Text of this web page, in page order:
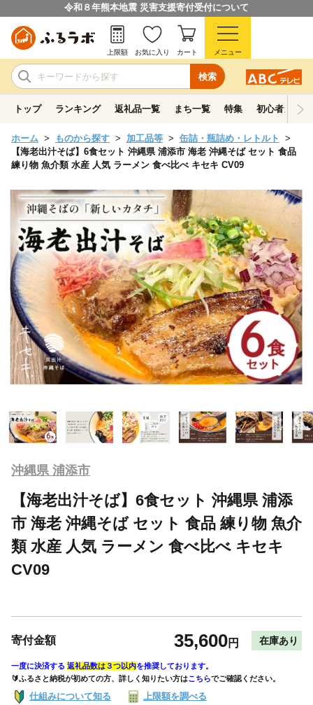
令和８年熊本地震 災害支援寄付受付について
検索
上限額 お気に入り カート メニュー
トップ ランキング 返礼品一覧 まち一覧 特集 初心者ガイド
ホーム ものから探す 加工品等
缶詰・瓶詰め・レトルト
【海老出汁そば】6食セット 沖縄県 浦添市 海老 沖縄そば セット 食品
練り物 魚介類 水産 人気 ラーメン 食べ比べ キセキ CV09
沖縄県 浦添市
【海老出汁そば】6食セット 沖縄県 浦添
市 海老 沖縄そば セット 食品 練り物 魚介
類 水産 人気 ラーメン 食べ比べ キセキ
CV09
寄付金額 35,600円 在庫あり
一度に決済する 返礼品数は３つ以内を推奨しております。
🔰ふるさと納税が初めての方、詳しく知りたい方はこちらでご確認ください。
仕組みについて知る 上限額を調べる